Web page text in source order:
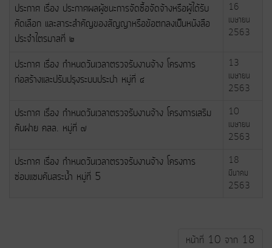
ประกาศ เรื่อง ประกาศผลผู้ชนะการจัดซื้อจัดจ้างหรือผู้ได้รับ
คัดเลือก และสาระสำคัญของสัญญาหรือข้อตกลงเป็นหนังสือ
ประจำไตรมาสที่ ๒
16
เมษายน
2563
ประกาศ เรื่อง กำหนดวันเวลาตรวจรับงานจ้าง โครงการ
ก่อสร้างและปรับปรุงระบบประปา หมู่ที่ ๔
13
เมษายน
2563
ประกาศ เรื่อง กำหนดวันเวลาตรวจรับงานจ้าง โครงการเสริม
คันฝาย คสล. หมู่ที่ ๗
10
เมษายน
2563
ประกาศ เรื่อง กำหนดวันเวลาตรวจรับงานจ้าง โครงการ
ซ่อมแซมคันสระน้ำ หมู่ที่ 5
18
มีนาคม
2563
หน้าที่ 10 จาก 18